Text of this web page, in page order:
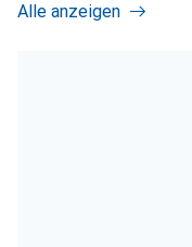
Alle anzeigen